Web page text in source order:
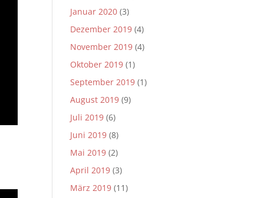
Januar 2020 (3)
Dezember 2019 (4)
November 2019 (4)
Oktober 2019 (1)
September 2019 (1)
August 2019 (9)
Juli 2019 (6)
Juni 2019 (8)
Mai 2019 (2)
April 2019 (3)
März 2019 (11)